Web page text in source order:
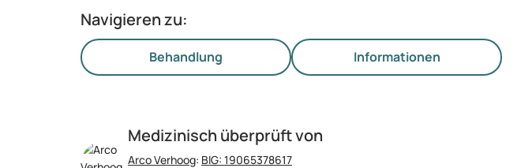
Navigieren zu:
Behandlung Informationen
Medizinisch überprüft von
Arco Verhoog: BIG: 19065378617